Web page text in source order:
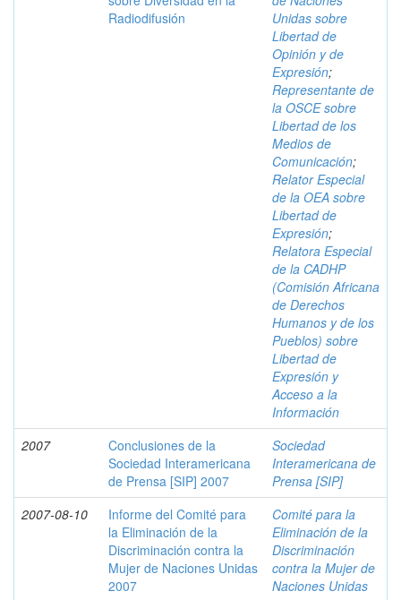
Radiodifusión
Unidas sobre
Libertad de
Opinión y de
Expresión;
Representante de
la OSCE sobre
Libertad de los
Medios de
Comunicación;
Relator Especial
de la OEA sobre
Libertad de
Expresión;
Relatora Especial
de la CADHP
(Comisión Africana
de Derechos
Humanos y de los
Pueblos) sobre
Libertad de
Expresión y
Acceso a la
Información
2007
Conclusiones de la
Sociedad Interamericana
de Prensa [SIP] 2007
Sociedad
Interamericana de
Prensa [SIP]
2007-08-10
Informe del Comité para
la Eliminación de la
Discriminación contra la
Mujer de Naciones Unidas
2007
Comité para la
Eliminación de la
Discriminación
contra la Mujer de
Naciones Unidas